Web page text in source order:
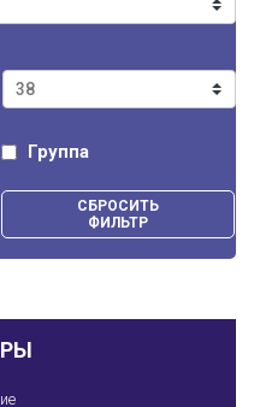
Группа
СБРОСИТЬ
ФИЛЬТР